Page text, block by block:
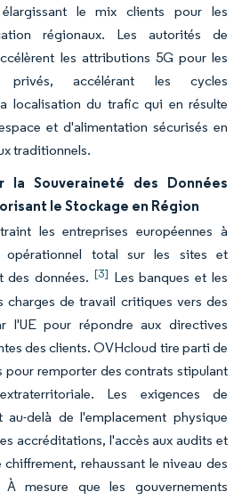
élargissant le mix clients pour les
régionaux. Les autorités de
les attributions 5G pour les
privés, accélérant les cycles
localisation du trafic qui en résulte
et d'alimentation sécurisés en
traditionnels.
la Souveraineté des Données
le Stockage en Région
les entreprises européennes à
opérationnel total sur les sites et
des données. [3] Les banques et les
charges de travail critiques vers des
l'UE pour répondre aux directives
des clients. OVHcloud tire parti de
pour remporter des contrats stipulant
Les exigences de
au-delà de l'emplacement physique
accréditations, l'accès aux audits et
rehaussant le niveau des
mesure que les gouvernements